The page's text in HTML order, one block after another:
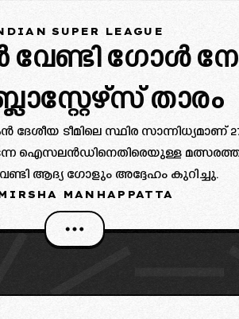
SUPER LEAGUE
ഗോൾ
താരം
ദേശീയ ടീമിലെ സ്ഥിര സാന്നിധ്യമാണ്
ഐസലൻഡിനെതിരെയുള്ള
ആദ്യ ഗോളും അദ്ദേഹം കുറിച്ചു.
MANHAPPATTA